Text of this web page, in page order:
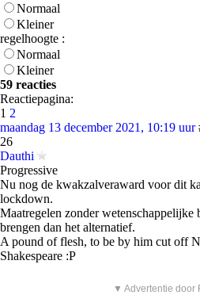
Normaal
Kleiner
regelhoogte :
Normaal
Kleiner
59 reacties
Reactiepagina:
1 2
maandag 13 december 2021, 10:19 uur
26
Dauthi
Progressive
Nu nog de kwakzalveraward voor dit
lockdown.
Maatregelen zonder wetenschappelijke
brengen dan het alternatief.
A pound of flesh, to be by him cut off
Shakespeare :P
▼ Advertentie door